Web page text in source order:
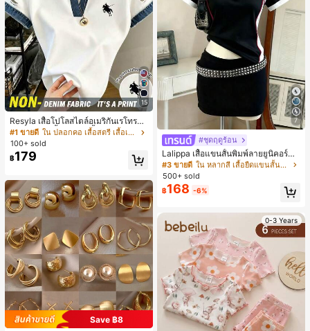
15
Resyla เสื้อโปโลสไตล์อเมริกันเรโทรสำ
หรับผู้หญิง, เสื้อยืดแขนสั้นสำหรับผู้หญิ
ง, ลายม้า, สไตล์ Y2K, เสื้อโปโลแขนสั้น
แบบคัลเลอร์บล็อกสำหรับผู้หญิง
#1 ขายดี
ใน ปลอกคอ เสื้อสตรี เสื้อเบลาส์ & Tee
100+ sold
฿179
Save ฿8
7
#ชุดฤดูร้อน
Lalippa เสื้อแขนสั้นพิมพ์ลายยูนิคอร์นล
ายทางสีตัดกันสำหรับผู้หญิง สไตล์วิทย
าลัย
#3 ขายดี
ใน หลากสี เสื้อยืดแขนสั้นเนื้อนุ่มสำหรับใส่ทุกวัน
500+ sold
฿168 -6%
0-3 Years